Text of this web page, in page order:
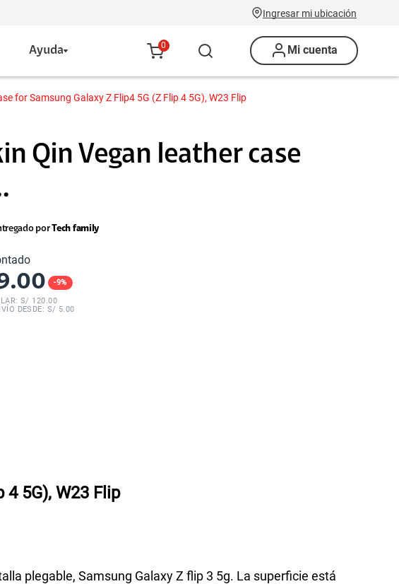
Ingresar mi ubicación
Ayuda 0 Mi cuenta
for Samsung Galaxy Z Flip4 5G (Z Flip 4 5G), W23 Flip
Qin Vegan leather case
por Tech family
-9%
S/ 120.00
DESDE: S/ 5.00
5G), W23 Flip
plegable, Samsung Galaxy Z flip 3 5g. La superficie está